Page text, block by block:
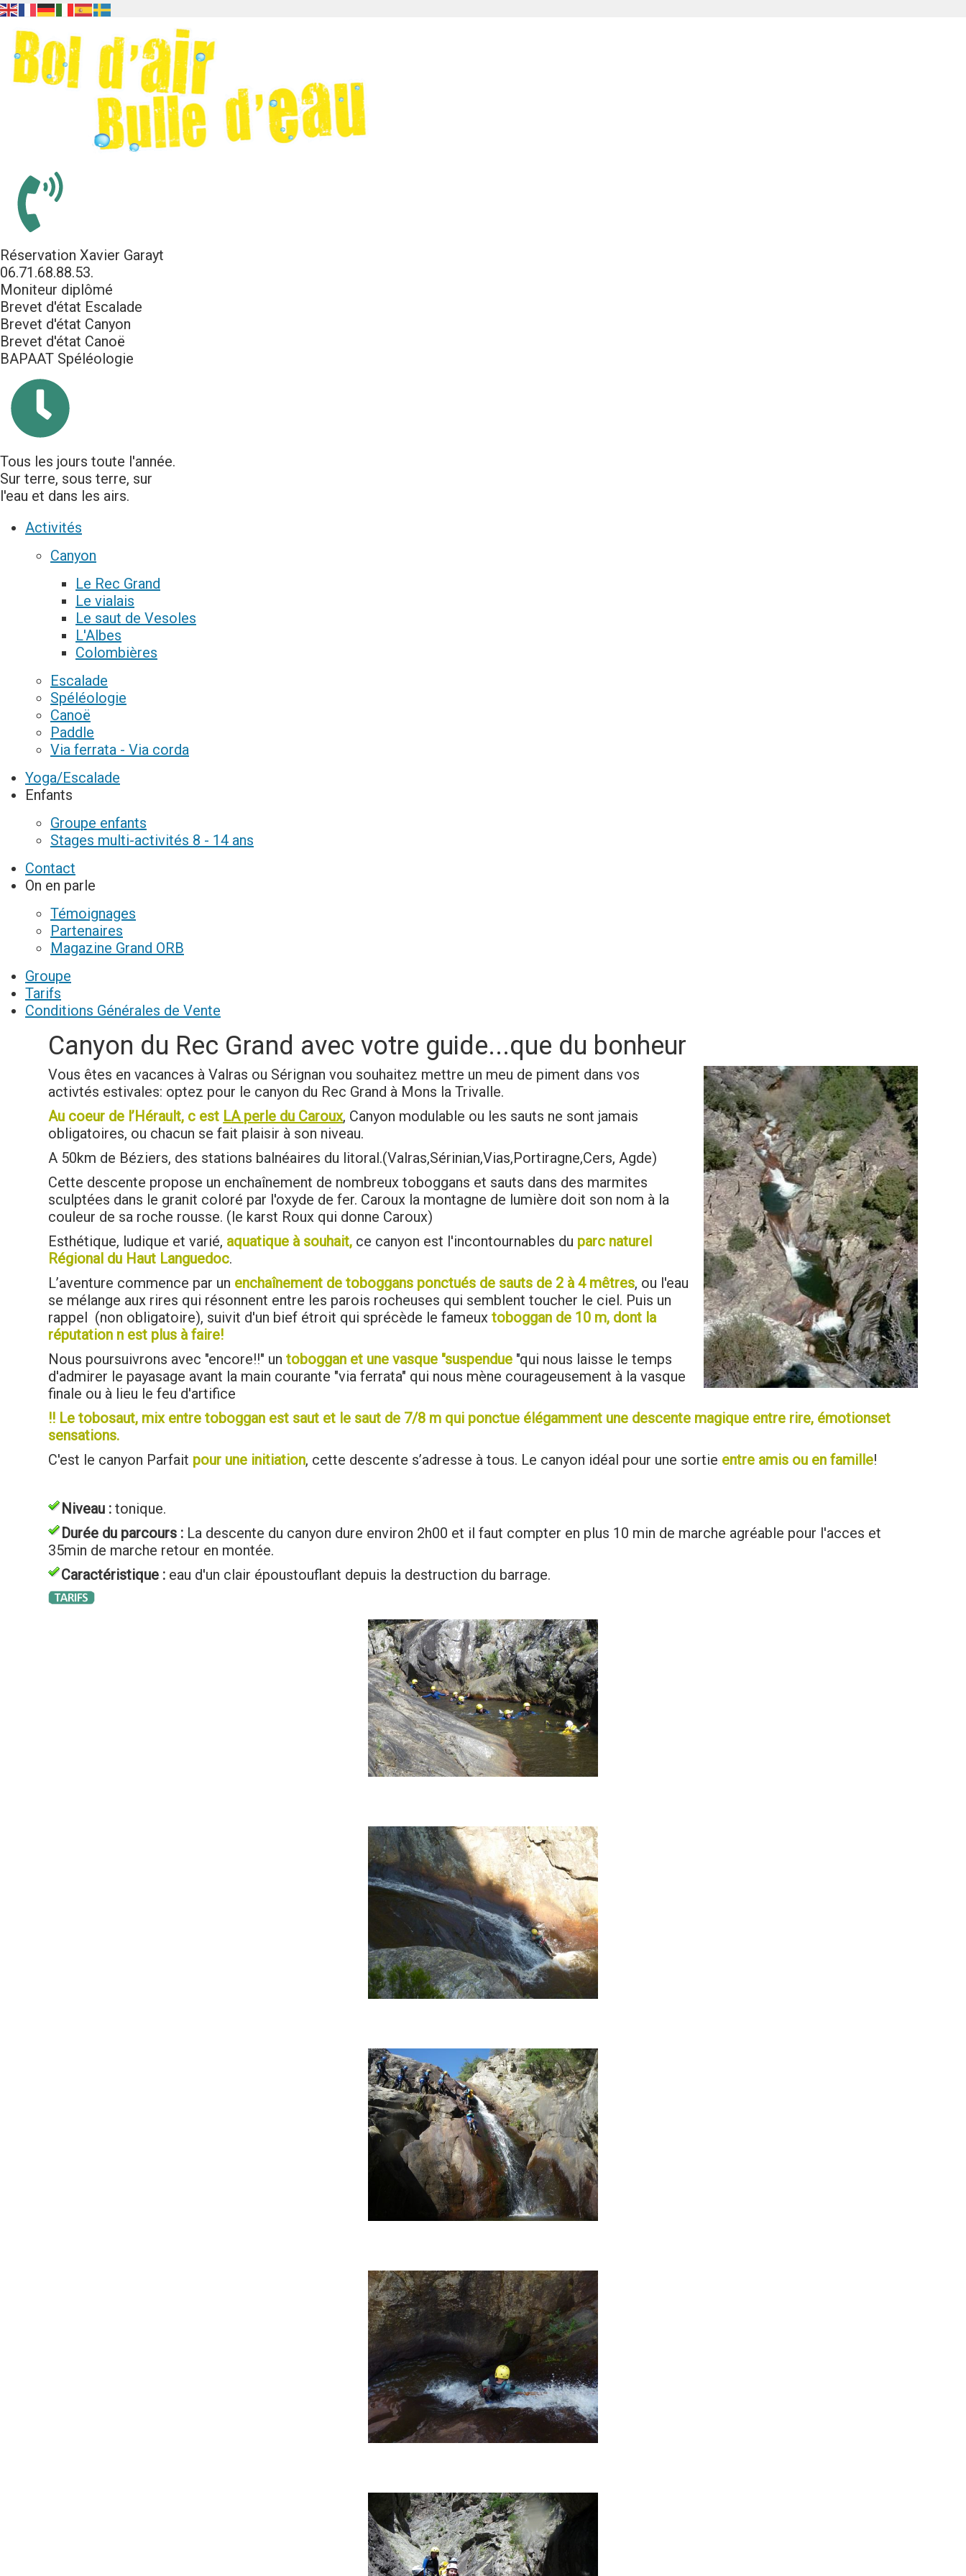
Réservation Xavier Garayt
06.71.68.88.53.
Moniteur diplômé
Brevet d'état Escalade
Brevet d'état Canyon
Brevet d'état Canoë
BAPAAT Spéléologie
Tous les jours toute l'année.
Sur terre, sous terre, sur
l'eau et dans les airs.
Activités
Canyon
Le Rec Grand
Le vialais
Le saut de Vesoles
L'Albes
Colombières
Escalade
Spéléologie
Canoë
Paddle
Via ferrata - Via corda
Yoga/Escalade
Enfants
Groupe enfants
Stages multi-activités 8 - 14 ans
Contact
On en parle
Témoignages
Partenaires
Magazine Grand ORB
Groupe
Tarifs
Conditions Générales de Vente
Canyon du Rec Grand avec votre guide...que du bonheur
Vous êtes en vacances à Valras ou Sérignan vou souhaitez mettre un meu de piment dans vos
activtés estivales: optez pour le canyon du Rec Grand à Mons la Trivalle.
Au coeur de l’Hérault, c est LA perle du Caroux, Canyon modulable ou les sauts ne sont jamais
obligatoires, ou chacun se fait plaisir à son niveau.
A 50km de Béziers, des stations balnéaires du litoral.(Valras,Sérinian,Vias,Portiragne,Cers, Agde)
Cette descente propose un enchaînement de nombreux toboggans et sauts dans des marmites
sculptées dans le granit coloré par l'oxyde de fer. Caroux la montagne de lumière doit son nom à la
couleur de sa roche rousse. (le karst Roux qui donne Caroux)
Esthétique, ludique et varié, aquatique à souhait, ce canyon est l'incontournables du parc naturel
Régional du Haut Languedoc.
L’aventure commence par un enchaînement de toboggans ponctués de sauts de 2 à 4 mêtres, ou l'eau
se mélange aux rires qui résonnent entre les parois rocheuses qui semblent toucher le ciel. Puis un
rappel (non obligatoire), suivit d'un bief étroit qui sprécède le fameux toboggan de 10 m, dont la
réputation n est plus à faire!
Nous poursuivrons avec "encore!!" untoboggan et une vasque "suspendue "qui nous laisse le temps
d'admirer le payasage avant la main courante "via ferrata" qui nous mène courageusement à la vasque
finale ou à lieu le feu d'artifice
!! Le tobosaut, mix entre toboggan est saut et le saut de 7/8 m qui ponctue élégamment une descente magique entre rire, émotionset
sensations.
C'est le canyon Parfait pour une initiation, cette descente s’adresse à tous. Le canyon idéal pour une sortie entre amis ou en famille!
Niveau : tonique.
Durée du parcours : La descente du canyon dure environ 2h00 et il faut compter en plus 10 min de marche agréable pour l'acces et
35min de marche retour en montée.
Caractéristique : eau d'un clair époustouflant depuis la destruction du barrage.